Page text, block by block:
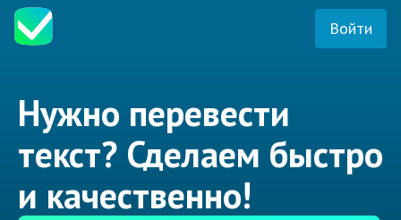
Войти
Нужно перевести
текст? Сделаем быстро
и качественно!